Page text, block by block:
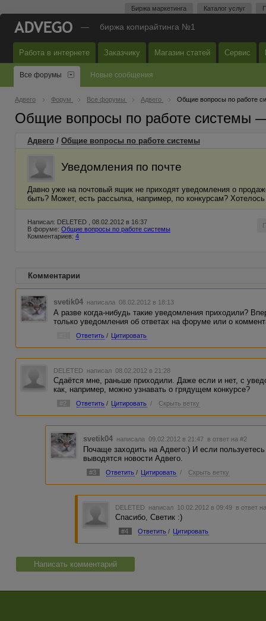
Биржа маркетинга Каталог услуг
— биржа копирайтинга №1
Работа в интернете Заказчику Магазин статей Сервис
Все форумы Новые сообщения
Адвего Форум Все форумы Адвего Общие вопросы по работе
Общие вопросы по работе системы
Адвего / Общие вопросы по работе системы
Уведомления по почте
Давно уже на почтовый ящик не приходят уведомления о
быть? Может, есть рассылка, например, по конкурсам?
Написал: DELETED , 08.02.2012 в 16:37
В форуме: Общие вопросы по работе системы
Комментариев: 4
Комментарии
svetik04 написала 08.02.2012 в 18:13
А разве когда-нибудь такие уведомления приходили?
только уведомления об ответах на форуме или о
Ответить / Цитировать
DELETED написал 08.02.2012 в 21:28
Сдаётся мне, раньше приходили. Даже если и нет, с
как, например, можно узнавать о грядущем конкурсе?
#2 Ответить / Цитировать / Скрыть ветку
svetik04 написала 09.02.2012 в 21:47 в ответ на #2
Почаще заходить на Адвего:) И если
выводятся новости Адвего.
#3 Ответить / Цитировать / Скрыть ветку
DELETED написал 10.02.2012 в 09:49 в ответ
Спасибо, Светик :)
#4 Ответить / Цитировать
Написать комментарий